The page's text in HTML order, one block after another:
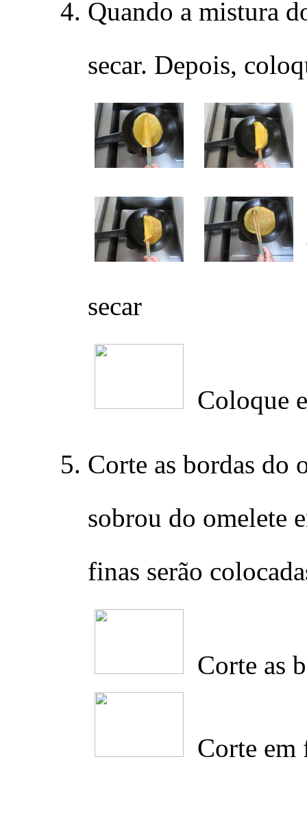
Quando a mistura
secar. Depois,
secar
Coloque
Corte as bordas do
sobrou do omelete
finas serão
Corte as
Corte em